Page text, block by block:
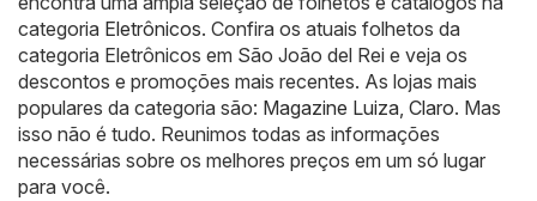
categoria Eletrônicos. Confira os atuais folhetos da
categoria Eletrônicos em São João del Rei e veja os
descontos e promoções mais recentes. As lojas mais
populares da categoria são: Magazine Luiza, Claro. Mas
isso não é tudo. Reunimos todas as informações
necessárias sobre os melhores preços em um só lugar
para você.